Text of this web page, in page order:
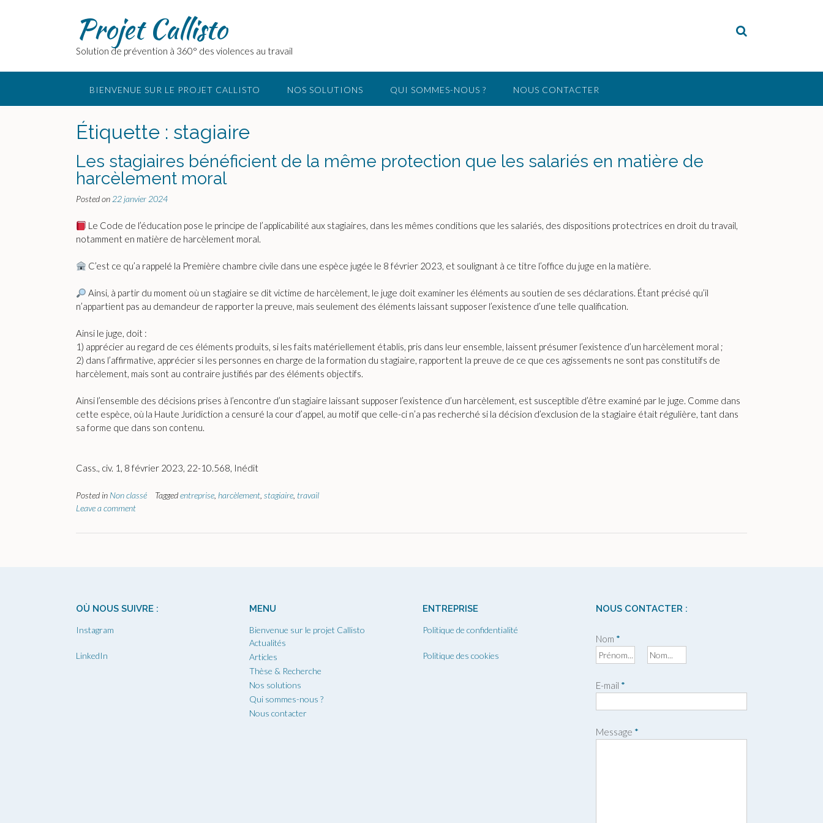
Projet Callisto
Solution de prévention à 360° des violences au travail
BIENVENUE SUR LE PROJET CALLISTO NOS SOLUTIONS QUI SOMMES-NOUS ? NOUS CONTACTER
Étiquette : stagiaire
Les stagiaires bénéficient de la même protection que les salariés en matière de
harcèlement moral
Posted on 22 janvier 2024
Le Code de l’éducation pose le principe de l’applicabilité aux stagiaires, dans les mêmes conditions que les salariés, des dispositions protectrices en droit du travail,
notamment en matière de harcèlement moral.
C’est ce qu’a rappelé la Première chambre civile dans une espèce jugée le 8 février 2023, et soulignant à ce titre l’office du juge en la matière.
Ainsi, à partir du moment où un stagiaire se dit victime de harcèlement, le juge doit examiner les éléments au soutien de ses déclarations. Étant précisé qu’il
n’appartient pas au demandeur de rapporter la preuve, mais seulement des éléments laissant supposer l’existence d’une telle qualification.
Ainsi le juge, doit :
1) apprécier au regard de ces éléments produits, si les faits matériellement établis, pris dans leur ensemble, laissent présumer l’existence d’un harcèlement moral ;
2) dans l’affirmative, apprécier si les personnes en charge de la formation du stagiaire, rapportent la preuve de ce que ces agissements ne sont pas constitutifs de
harcèlement, mais sont au contraire justifiés par des éléments objectifs.
Ainsi l’ensemble des décisions prises à l’encontre d’un stagiaire laissant supposer l’existence d’un harcèlement, est susceptible d’être examiné par le juge. Comme dans
cette espèce, où la Haute Juridiction a censuré la cour d’appel, au motif que celle-ci n’a pas recherché si la décision d’exclusion de la stagiaire était régulière, tant dans
sa forme que dans son contenu.
Cass., civ. 1, 8 février 2023, 22-10.568, Inédit
Posted in Non classé Taggedentreprise harcèlement stagiaire travail
Leave a comment
OÙ NOUS SUIVRE :
Instagram
LinkedIn
MENU
Bienvenue sur le projet Callisto
Actualités
Articles
Thèse & Recherche
Nos solutions
Qui sommes-nous ?
Nous contacter
ENTREPRISE
Politique de confidentialité
Politique des cookies
NOUS CONTACTER :
Nom *
é
E-mail *
Message *